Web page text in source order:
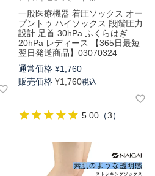
一般医療機器 着圧ソックス オー
プントゥ ハイソックス 段階圧力
設計 足首 30hPa ふくらはぎ
20hPa レディース 【365日最短
翌日発送商品】03070324
通常価格 ¥1,760
販売価格 ¥1,760税込
5.00（3）